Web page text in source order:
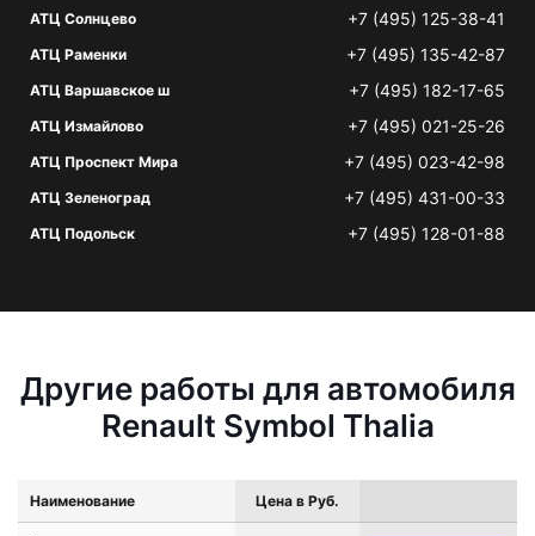
АТЦ Солнцево +7 (495) 125-38-41
АТЦ Раменки +7 (495) 135-42-87
АТЦ Варшавское ш +7 (495) 182-17-65
АТЦ Измайлово +7 (495) 021-25-26
АТЦ Проспект Мира +7 (495) 023-42-98
АТЦ Зеленоград +7 (495) 431-00-33
АТЦ Подольск +7 (495) 128-01-88
Другие работы для автомобиля
Renault Symbol Thalia
Наименование Цена в Руб.